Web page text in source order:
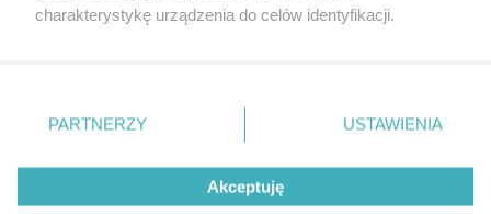
charakterystykę urządzenia do celów identyfikacji.
zmienić/wycofać klikając przycisk ustawień prywatności
znajdujący się w lewym dolnym rogu strony
rodzaje przetwarzania danych nie wymagają zgody
użytkownika, ale masz prawo sprzeciwić się takiemu
PARTNERZY USTAWIENIA
Akceptuję